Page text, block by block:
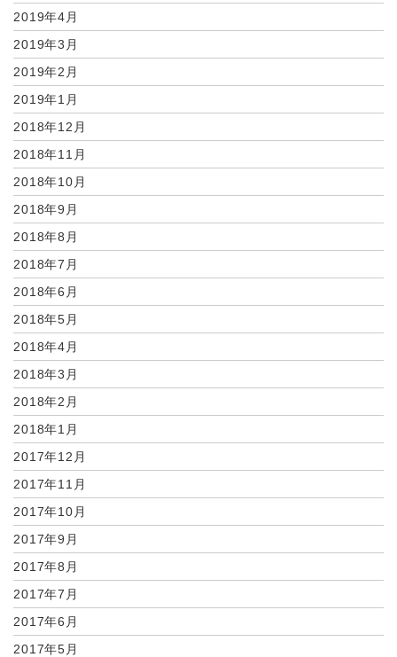
2019年4月
2019年3月
2019年2月
2019年1月
2018年12月
2018年11月
2018年10月
2018年9月
2018年8月
2018年7月
2018年6月
2018年5月
2018年4月
2018年3月
2018年2月
2018年1月
2017年12月
2017年11月
2017年10月
2017年9月
2017年8月
2017年7月
2017年6月
2017年5月